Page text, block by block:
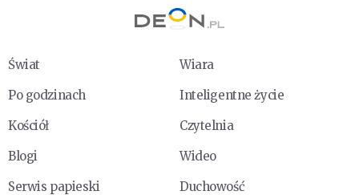
Świat
Wiara
Po godzinach
Inteligentne życie
Kościół
Czytelnia
Blogi
Wideo
Serwis papieski
Duchowość